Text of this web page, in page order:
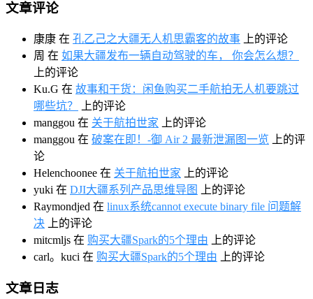
文章评论
康康 在 孔乙己之大疆无人机思霸客的故事 上的评论
周 在 如果大疆发布一辆自动驾驶的车， 你会怎么想？
上的评论
Ku.G 在 故事和干货：闲鱼购买二手航拍无人机要跳过
哪些坑？
上的评论
manggou 在 关于航拍世家 上的评论
manggou 在 破案在即！-御 Air 2 最新泄漏图一览 上的评
论
Helenchoonee 在 关于航拍世家 上的评论
yuki 在 DJI大疆系列产品思维导图
上的评论
Raymondjed 在 linux系统cannot execute binary file 问题解
决 上的评论
mitcmljs 在 购买大疆Spark的5个理由 上的评论
carl。kuci 在 购买大疆Spark的5个理由 上的评论
文章日志